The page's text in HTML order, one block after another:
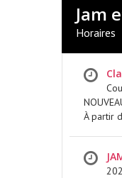
Jam
Horaires
À partir